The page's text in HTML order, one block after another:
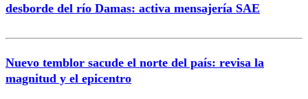
desborde del río Damas: activa mensajería SAE
Nuevo temblor sacude el norte del país: revisa la
magnitud y el epicentro